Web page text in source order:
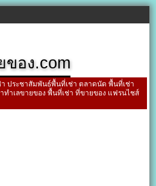
ของ.com
ประชาสัมพันธ์พื้นที่เช่า ตลาดนัด พื้นที่เช่า
ทำเลขายของ พื้นที่เช่า ที่ขายของ แฟรนไชส์